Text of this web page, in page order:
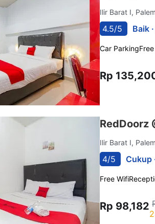
Ilir Barat I,
4.5/5 Baik ·
Car Parking
Rp
RedDoorz
Ilir Barat I,
4/5 Cukup
Free Wifi
Rp 98,182